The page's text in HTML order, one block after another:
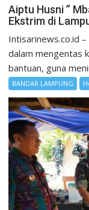
Aiptu Husni ”
Ekstrim di
Intisarinews.co.id
dalam mengentas
bantuan, guna
BANDAR LAMPUNG